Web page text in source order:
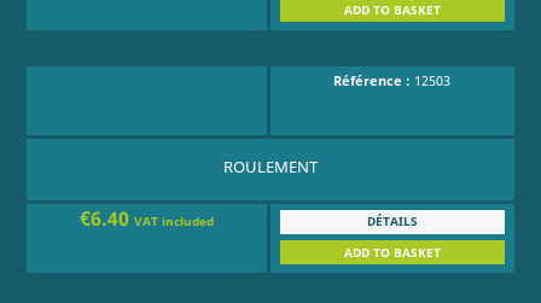
ADD TO BASKET
Référence : 12503
ROULEMENT
€6.40VAT included
DÉTAILS
ADD TO BASKET